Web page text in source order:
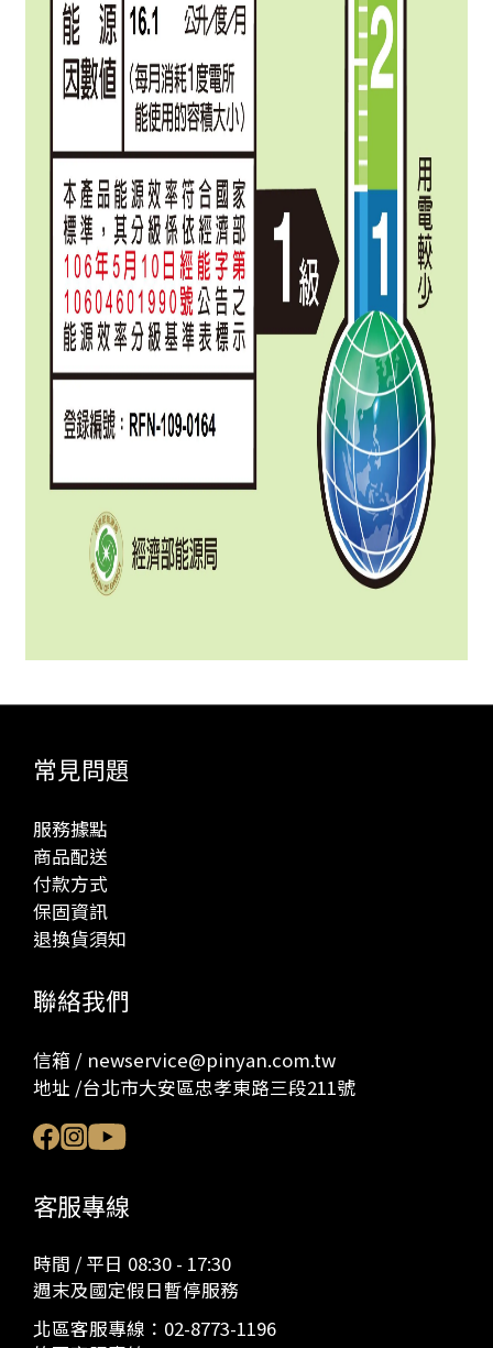
常見問題
服務據點
商品配送
付款方式
保固資訊
退換貨須知
聯絡我們
信箱 / newservice@pinyan.com.tw
地址 /台北市大安區忠孝東路三段211號
客服專線
時間 / 平日 08:30 - 17:30
週末及國定假日暫停服務
北區客服專線： 02-8773-1196